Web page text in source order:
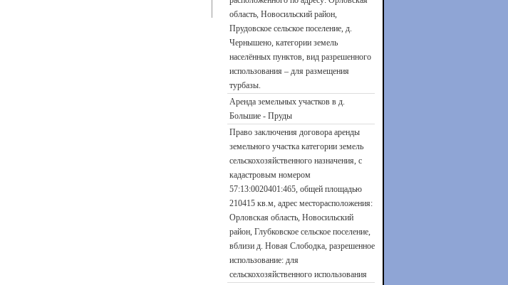
область, Новосильский район,
Прудовское сельское поселение, д.
Чернышено, категории земель
населённых пунктов, вид разрешенного
использования – для размещения
турбазы.
Аренда земельных участков в д.
Большие - Пруды
Право заключения договора аренды
земельного участка категории земель
сельскохозяйственного назначения, с
кадастровым номером
57:13:0020401:465, общей площадью
210415 кв.м, адрес месторасположения:
Орловская область, Новосильский
район, Глубковское сельское поселение,
вблизи д. Новая Слободка, разрешенное
использование: для
сельскохозяйственного использования